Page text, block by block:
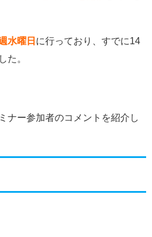
水曜日 に行っており、すでに14
た。
ナー参加者のコメントを紹介し